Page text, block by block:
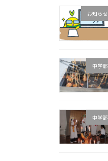
お知らせ
中学部
中学部